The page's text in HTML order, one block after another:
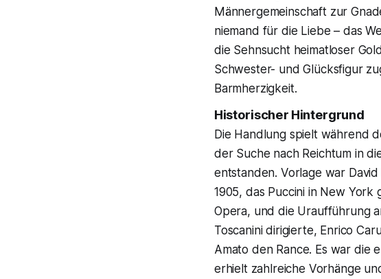
Männergemeinschaft zur
niemand für die Liebe – das
die Sehnsucht heimatloser
Schwester- und Glücksfigur
Barmherzigkeit.
Historischer Hintergrund
Die Handlung spielt während
der Suche nach Reichtum in
entstanden. Vorlage war
1905, das Puccini in New
Opera, und die Uraufführung
Toscanini dirigierte, Enrico
Amato den Rance. Es war die
erhielt zahlreiche Vorhänge